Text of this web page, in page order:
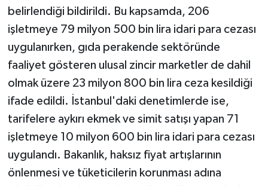
belirlendiği bildirildi. Bu kapsamda, 206
işletmeye 79 milyon 500 bin lira idari para cezası
uygulanırken, gıda perakende sektöründe
faaliyet gösteren ulusal zincir marketler de dahil
olmak üzere 23 milyon 800 bin lira ceza kesildiği
ifade edildi. İstanbul'daki denetimlerde ise,
tarifelere aykırı ekmek ve simit satışı yapan 71
işletmeye 10 milyon 600 bin lira idari para cezası
uygulandı. Bakanlık, haksız fiyat artışlarının
önlenmesi ve tüketicilerin korunması adına